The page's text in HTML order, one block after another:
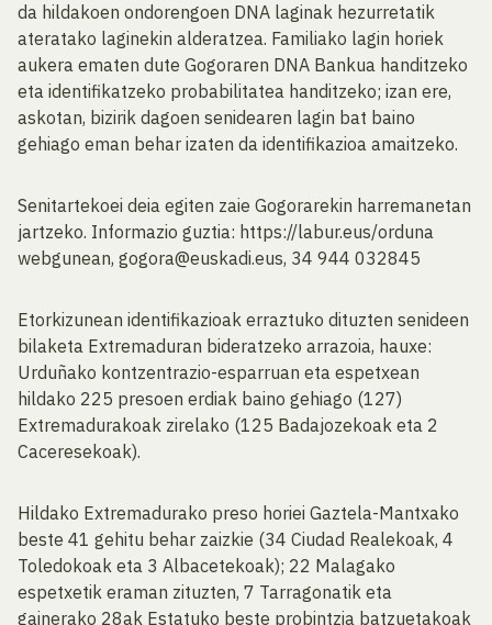
da hildakoen ondorengoen DNA laginak hezurretatik
ateratako laginekin alderatzea. Familiako lagin horiek
aukera ematen dute Gogoraren DNA Bankua handitzeko
eta identifikatzeko probabilitatea handitzeko; izan ere,
askotan, bizirik dagoen senidearen lagin bat baino
gehiago eman behar izaten da identifikazioa amaitzeko.
Senitartekoei deia egiten zaie Gogorarekin harremanetan
jartzeko. Informazio guztia: https://labur.eus/orduna
webgunean, gogora@euskadi.eus, 34 944 032845
Etorkizunean identifikazioak erraztuko dituzten senideen
bilaketa Extremaduran bideratzeko arrazoia, hauxe:
Urduñako kontzentrazio-esparruan eta espetxean
hildako 225 presoen erdiak baino gehiago (127)
Extremadurakoak zirelako (125 Badajozekoak eta 2
Caceresekoak).
Hildako Extremadurako preso horiei Gaztela-Mantxako
beste 41 gehitu behar zaizkie (34 Ciudad Realekoak, 4
Toledokoak eta 3 Albacetekoak); 22 Malagako
espetxetik eraman zituzten, 7 Tarragonatik eta
gainerako 28ak Estatuko beste probintzia batzuetakoak